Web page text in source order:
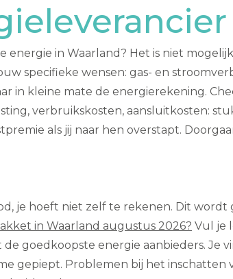
in Waarland? Het is niet
specifieke wensen: gas- en
in kleine mate de energierekening.
verbruikskosten, aansluitkosten:
als jij naar hen overstapt.
je hoeft niet zelf te rekenen. Dit
in Waarland augustus 2026? Vul je
goedkoopste energie aanbieders. Je
gepiept. Problemen bij het